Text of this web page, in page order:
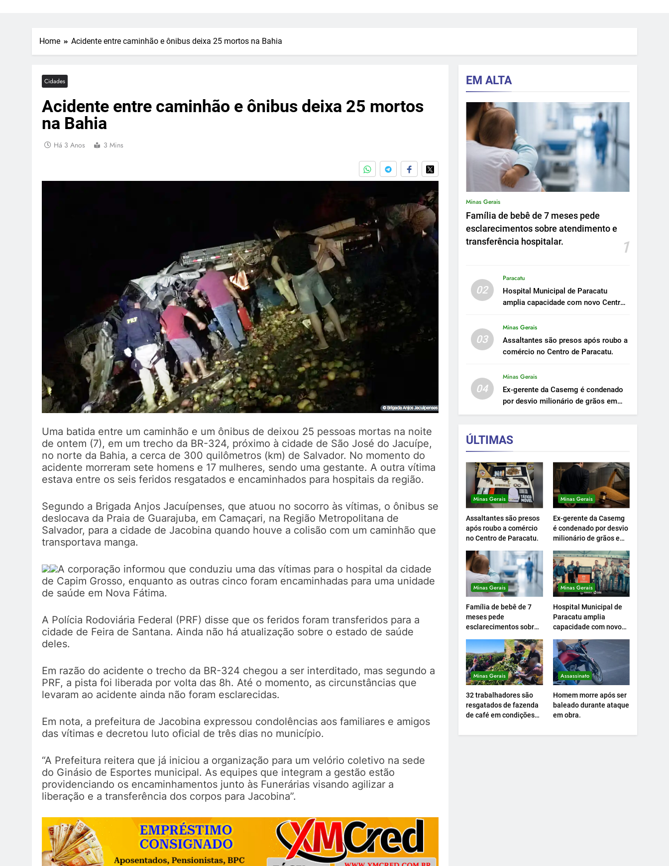
Home Acidente entre caminhão e ônibus deixa 25 mortos na Bahia
Cidades
Acidente entre caminhão e ônibus deixa 25 mortos
na Bahia
Há 3 Anos 3 Mins
Uma batida entre um caminhão e um ônibus de deixou 25 pessoas mortas na noite
de ontem (7), em um trecho da BR-324, próximo à cidade de São José do Jacuípe,
no norte da Bahia, a cerca de 300 quilômetros (km) de Salvador. No momento do
acidente morreram sete homens e 17 mulheres, sendo uma gestante. A outra vítima
estava entre os seis feridos resgatados e encaminhados para hospitais da região.
Segundo a Brigada Anjos Jacuípenses, que atuou no socorro às vítimas, o ônibus se
deslocava da Praia de Guarajuba, em Camaçari, na Região Metropolitana de
Salvador, para a cidade de Jacobina quando houve a colisão com um caminhão que
transportava manga.
A corporação informou que conduziu uma das vítimas para o hospital da cidade
de Capim Grosso, enquanto as outras cinco foram encaminhadas para uma unidade
de saúde em Nova Fátima.
A Polícia Rodoviária Federal (PRF) disse que os feridos foram transferidos para a
cidade de Feira de Santana. Ainda não há atualização sobre o estado de saúde
deles.
Em razão do acidente o trecho da BR-324 chegou a ser interditado, mas segundo a
PRF, a pista foi liberada por volta das 8h. Até o momento, as circunstâncias que
levaram ao acidente ainda não foram esclarecidas.
Em nota, a prefeitura de Jacobina expressou condolências aos familiares e amigos
das vítimas e decretou luto oficial de três dias no município.
“A Prefeitura reitera que já iniciou a organização para um velório coletivo na sede
do Ginásio de Esportes municipal. As equipes que integram a gestão estão
providenciando os encaminhamentos junto às Funerárias visando agilizar a
liberação e a transferência dos corpos para Jacobina”.
EM ALTA
Minas Gerais
Família de bebê de 7 meses pede
esclarecimentos sobre atendimento e
transferência hospitalar.
1
02
Paracatu
Hospital Municipal de Paracatu
amplia capacidade com novo Centro
03
Minas Gerais
Assaltantes são presos após roubo a
comércio no Centro de Paracatu.
04
Minas Gerais
Ex-gerente da Casemg é condenado
por desvio milionário de grãos em
Paracatu.
ÚLTIMAS
Minas Gerais
Assaltantes são presos
após roubo a comércio
no Centro de Paracatu.
Minas Gerais
Ex-gerente da Casemg
é condenado por desvio
milionário de grãos em
Minas Gerais
Família de bebê de 7
meses pede
esclarecimentos sobre
transferência
hospitalar.
Minas Gerais
Hospital Municipal de
Paracatu amplia
capacidade com novo
Minas Gerais
32 trabalhadores são
resgatados de fazenda
de café em condições
Assassinato
Homem morre após ser
baleado durante ataque
em obra.